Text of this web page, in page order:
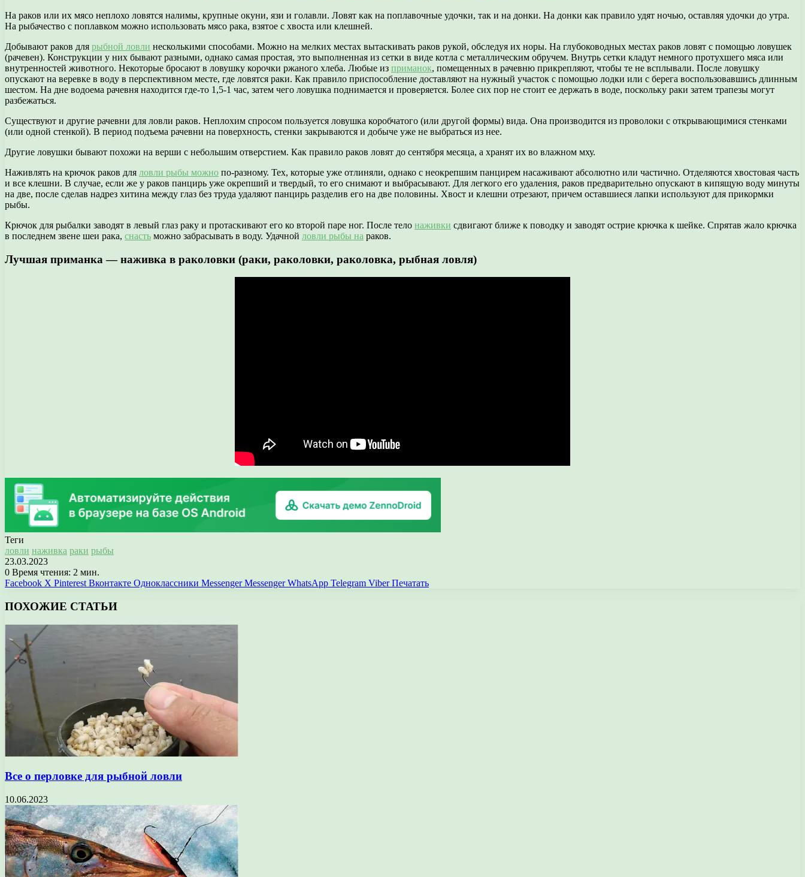
На раков или их мясо неплохо ловятся налимы, крупные окуни, язи и голавли. Ловят как на поплавочные удочки, так и на донки. На донки как правило удят ночью, оставляя удочки до утра.
На рыбачество с поплавком можно использовать мясо рака, взятое с хвоста или клешней.
Добывают раков для рыбной ловли несколькими способами. Можно на мелких местах вытаскивать раков рукой, обследуя их норы. На глубоководных местах раков ловят с помощью ловушек
(рачевен). Конструкции у них бывают разными, однако самая простая, это выполненная из сетки в виде котла с металлическим обручем. Внутрь сетки кладут немного протухшего мяса или
внутренностей животного. Некоторые бросают в ловушку корочки ржаного хлеба. Любые из приманок, помещенных в рачевню прикрепляют, чтобы те не всплывали. После ловушку
опускают на веревке в воду в перспективном месте, где ловятся раки. Как правило приспособление доставляют на нужный участок с помощью лодки или с берега воспользовавшись длинным
шестом. На дне водоема рачевня находится где-то 1,5-1 час, затем чего ловушка поднимается и проверяется. Более сих пор не стоит ее держать в воде, поскольку раки затем трапезы могут
разбежаться.
Существуют и другие рачевни для ловли раков. Неплохим спросом пользуется ловушка коробчатого (или другой формы) вида. Она производится из проволоки с открывающимися стенками
(или одной стенкой). В период подъема рачевни на поверхность, стенки закрываются и добыче уже не выбраться из нее.
Другие ловушки бывают похожи на верши с небольшим отверстием. Как правило раков ловят до сентября месяца, а хранят их во влажном мху.
Наживлять на крючок раков для ловли рыбы можно по-разному. Тех, которые уже отлиняли, однако с неокрепшим панцирем насаживают абсолютно или частично. Отделяются хвостовая часть
и все клешни. В случае, если же у раков панцирь уже окрепший и твердый, то его снимают и выбрасывают. Для легкого его удаления, раков предварительно опускают в кипящую воду минуты
на две, после сделав надрез хитина между глаз без труда удаляют панцирь разделив его на две половины. Хвост и клешни отрезают, причем оставшиеся лапки используют для прикормки
рыбы.
Крючок для рыбалки заводят в левый глаз раку и протаскивают его ко второй паре ног. После тело наживки сдвигают ближе к поводку и заводят острие крючка к шейке. Спрятав жало крючка
в последнем звене шеи рака, снасть можно забрасывать в воду. Удачной ловли рыбы на раков.
Лучшая приманка — наживка в раколовки (раки, раколовки, раколовка, рыбная ловля)
Теги
ловли наживка раки рыбы
23.03.2023
0 Время чтения: 2 мин.
Facebook X Pinterest Вконтакте Одноклассники Messenger Messenger WhatsApp Telegram Viber Печатать
ПОХОЖИЕ СТАТЬИ
Все о перловке для рыбной ловли
10.06.2023